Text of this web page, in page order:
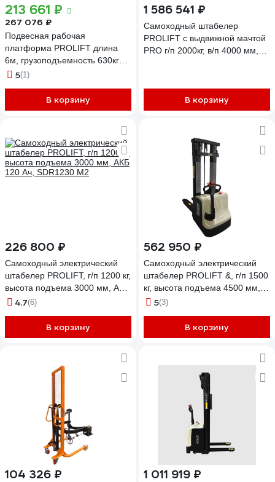
213 661 ₽
267 076 ₽
Подвесная рабочая
платформа PROLIFT длина
6м, грузоподъемность 630кг
zlp630
5(1)
В корзину
1 586 541 ₽
Самоходный штабелер
PROLIFT с выдвижной мачтой
PRO г/п 2000кг, в/п 4000 мм,
В корзину
226 800 ₽
Самоходный электрический
штабелер PROLIFT, г/п 1200 кг,
высота подъема 3000 мм, АКБ
120 Ач, SDR1230 M2
4.7(6)
В корзину
562 950 ₽
Самоходный электрический
штабелер PROLIFT &, г/п 1500
кг, высота подъема 4500 мм,
АКБ 210 Ач без FFL,
5(3)
В корзину
104 326 ₽ 1 011 919 ₽